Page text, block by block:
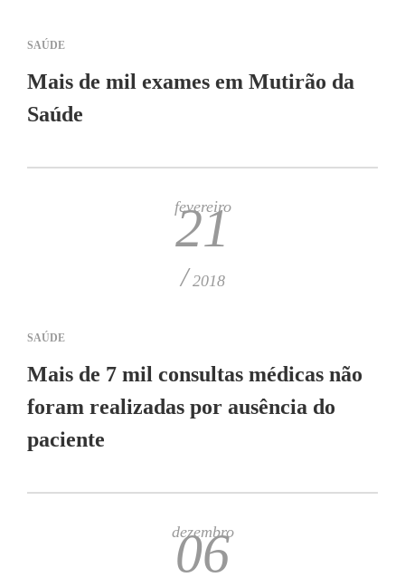
SAÚDE
Mais de mil exames em Mutirão da
Saúde
fevereiro
21
/ 2018
SAÚDE
Mais de 7 mil consultas médicas não
foram realizadas por ausência do
paciente
dezembro
06